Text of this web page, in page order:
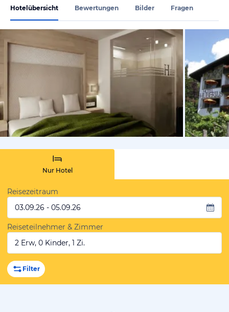
Hotelübersicht Bewertungen Bilder Fragen
vom
Nur Hotel
Reisezeitraum
03.09.26 - 05.09.26
Reiseteilnehmer & Zimmer
2 Erw, 0 Kinder, 1 Zi.
Filter